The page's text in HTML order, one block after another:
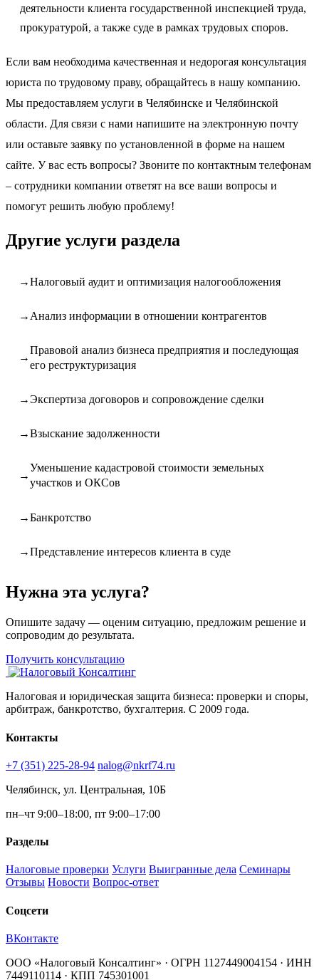
деятельности клиента государственной инспекцией труда,
прокуратурой, а также суде в рамках трудовых споров.
Если вам необходима качественная и недорогая консультация
юриста по трудовому праву, обращайтесь в нашу компанию.
Мы предоставляем услуги в Челябинске и Челябинской
области. Для связи с нами напишите на электронную почту
или оставьте заявку по установленной в форме на нашем
сайте. У вас есть вопросы? Звоните по контактным телефонам
– сотрудники компании ответят на все ваши вопросы и
помогут решить любую проблему!
Другие услуги раздела
Налоговый аудит и оптимизация налогообложения
Анализ информации в отношении контрагентов
Правовой анализ бизнеса предприятия и последующая
его реструктуризация
Экспертиза договоров и сопровождение сделки
Взыскание задолженности
Уменьшение кадастровой стоимости земельных
участков и ОКСов
Банкротство
Представление интересов клиента в суде
Нужна эта услуга?
Опишите задачу — оценим ситуацию, предложим решение и
сопроводим до результата.
Получить консультацию
Налоговая и юридическая защита бизнеса: проверки и споры,
арбитраж, банкротство, бухгалтерия. С 2009 года.
Контакты
+7 (351) 225-28-94 nalog@nkrf74.ru
Челябинск, ул. Центральная, 10Б
пн–чт 9:00–18:00, пт 9:00–17:00
Разделы
Налоговые проверки Услуги Выигранные дела Семинары
Отзывы Новости Вопрос-ответ
Соцсети
ВКонтакте
ООО «Налоговый Консалтинг» · ОГРН 1127449004154 · ИНН
7449110114 · КПП 745301001